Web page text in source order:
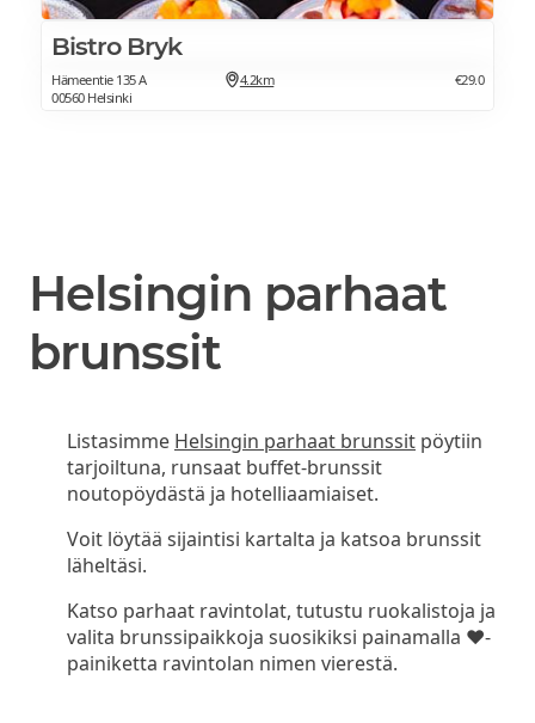
Bistro Bryk
Hämeentie 135 A
00560 Helsinki
4.2km €29.0
Helsingin parhaat
brunssit
Listasimme Helsingin parhaat brunssit pöytiin
tarjoiltuna, runsaat buffet-brunssit
noutopöydästä ja hotelliaamiaiset.
Voit löytää sijaintisi kartalta ja katsoa brunssit
läheltäsi.
Katso parhaat ravintolat, tutustu ruokalistoja ja
valita brunssipaikkoja suosikiksi painamalla ❤-
painiketta ravintolan nimen vierestä.